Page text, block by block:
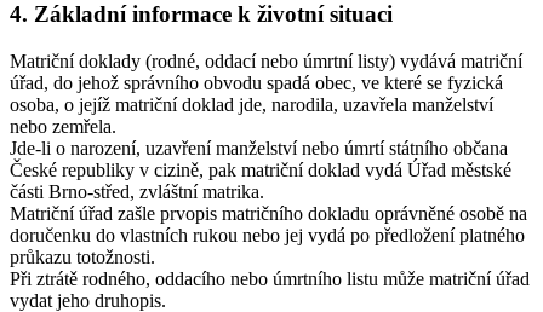
4. Základní informace k životní situaci
Matriční doklady (rodné, oddací nebo úmrtní listy) vydává matriční
úřad, do jehož správního obvodu spadá obec, ve které se fyzická
osoba, o jejíž matriční doklad jde, narodila, uzavřela manželství
nebo zemřela.
Jde-li o narození, uzavření manželství nebo úmrtí státního občana
České republiky v cizině, pak matriční doklad vydá Úřad městské
části Brno-střed, zvláštní matrika.
Matriční úřad zašle prvopis matričního dokladu oprávněné osobě na
doručenku do vlastních rukou nebo jej vydá po předložení platného
průkazu totožnosti.
Při ztrátě rodného, oddacího nebo úmrtního listu může matriční úřad
vydat jeho druhopis.